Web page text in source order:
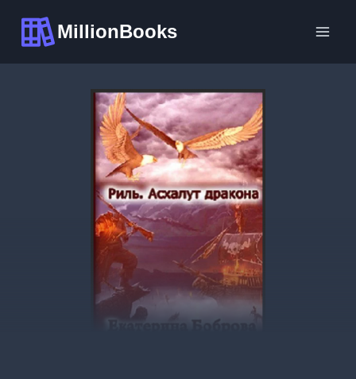
содержимому
MillionBooks